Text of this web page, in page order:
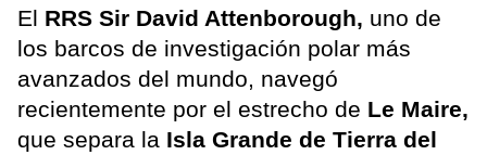
El RRS Sir David Attenborough, uno de
los barcos de investigación polar más
avanzados del mundo, navegó
recientemente por el estrecho de Le Maire,
que separa la Isla Grande de Tierra del